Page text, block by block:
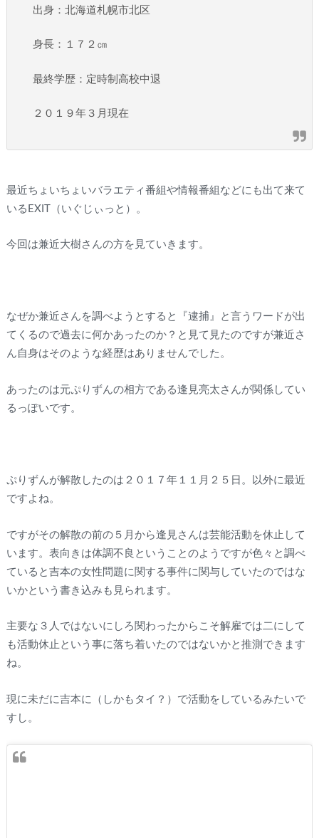
出身：北海道札幌市北区
身長：１７２㎝
最終学歴：定時制高校中退
２０１９年３月現在
最近ちょいちょいバラエティ番組や情報番組などにも出て来て
いるEXIT（いぐじぃっと）。
今回は兼近大樹さんの方を見ていきます。
なぜか兼近さんを調べようとすると『逮捕』と言うワードが出
てくるので過去に何かあったのか？と見て見たのですが兼近さ
ん自身はそのような経歴はありませんでした。
あったのは元ぷりずんの相方である逢見亮太さんが関係してい
るっぽいです。
ぷりずんが解散したのは２０１７年１１月２５日。以外に最近
ですよね。
ですがその解散の前の５月から逢見さんは芸能活動を休止して
います。表向きは体調不良ということのようですが色々と調べ
ていると吉本の女性問題に関する事件に関与していたのではな
いかという書き込みも見られます。
主要な３人ではないにしろ関わったからこそ解雇では二にして
も活動休止という事に落ち着いたのではないかと推測できます
ね。
現に未だに吉本に（しかもタイ？）で活動をしているみたいで
すし。